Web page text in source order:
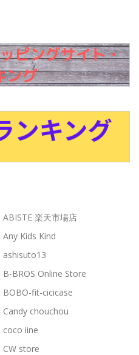
ABISTE 楽天市場店
Any Kids Kind
ashisuto13
B-BROS Online Store
BOBO-fit-cicicase
Candy chouchou
coco iine
CW store